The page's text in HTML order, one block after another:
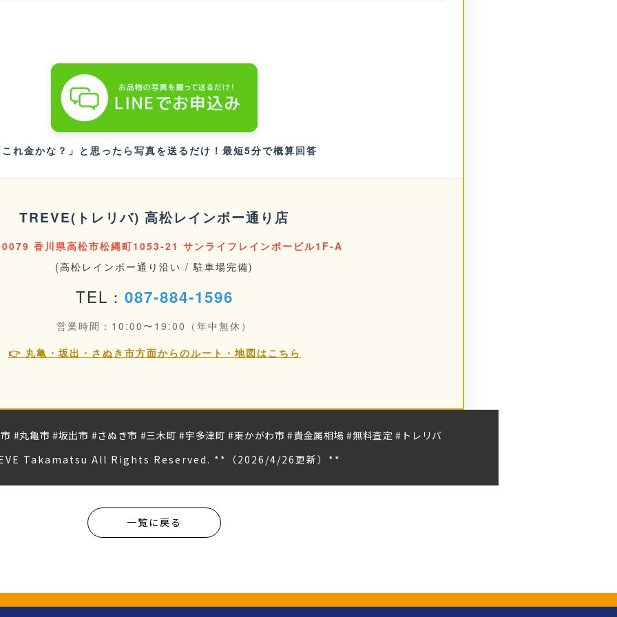
れ金かな？」と思ったら写真を送るだけ！最短5分で概算回答
TREVE(トレリバ) 高松レインボー通り店
香川県高松市松縄町1053-21 サンライフレインボービル1F-A
(高松レインボー通り沿い / 駐車場完備)
TEL： 087-884-1596
営業時間：10:00〜19:00（年中無休）
👉 丸亀・坂出・さぬき市方面からのルート・地図はこちら
#丸亀市 #坂出市 #さぬき市 #三木町 #宇多津町 #東かがわ市 #貴金属相場 #無料査定 #トレリバ
Takamatsu All Rights Reserved. **（2026/4/26更新）**
一覧に戻る